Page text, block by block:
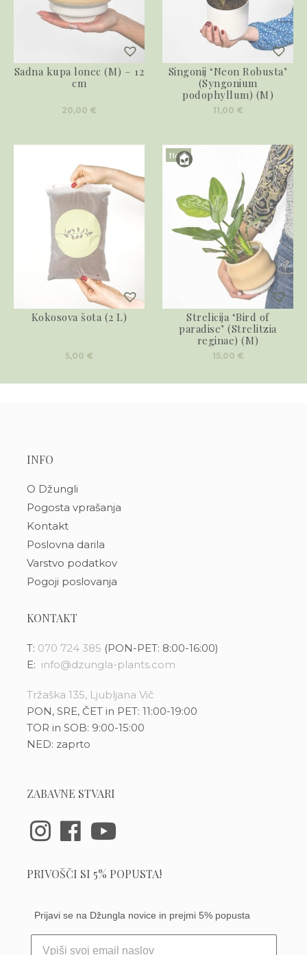
Sadna kupa lonec (M) – 12
cm
20,00 €
Singonij ‘Neon Robusta’
(Syngonium
podophyllum) (M)
11,00 €
Kokosova šota (2 L)
5,00 €
Novo
Strelicija ‘Bird of
paradise’ (Strelitzia
reginae) (M)
15,00 €
INFO
O Džungli
Pogosta vprašanja
Kontakt
Poslovna darila
Varstvo podatkov
Pogoji poslovanja
KONTAKT
T: 070 724 385 (PON-PET: 8:00-16:00)
E: info@dzungla-plants.com
Tržaška 135, Ljubljana Vič
PON, SRE, ČET in PET: 11:00-19:00
TOR in SOB: 9:00-15:00
NED: zaprto
ZABAVNE STVARI
PRIVOŠČI SI 5% POPUSTA!
Prijavi se na Džungla novice in prejmi 5% popusta